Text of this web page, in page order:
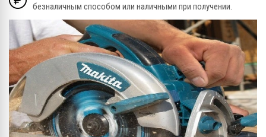
безналичным способом или наличными при получении.